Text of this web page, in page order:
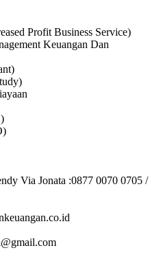
Profit Business Service)
Keuangan Dan
Via Jonata :0877 0070 0705 /